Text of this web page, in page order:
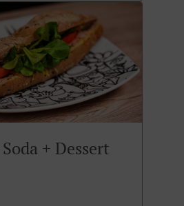
+ Dessert